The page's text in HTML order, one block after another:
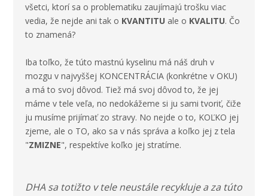
všetci, ktorí sa o problematiku zaujímajú trošku viac
vedia, že nejde ani tak o KVANTITU ale o KVALITU. Čo
to znamená?
Iba toľko, že túto mastnú kyselinu má náš druh v
mozgu v najvyššej KONCENTRÁCIA (konkrétne v OKU)
a má to svoj dôvod. Tiež má svoj dôvod to, že jej
máme v tele veľa, no nedokážeme si ju sami tvoriť, čiže
ju musíme prijímať zo stravy. No nejde o to, KOĽKO jej
zjeme, ale o TO, ako sa v nás správa a koľko jej z tela
"ZMIZNE", respektíve koľko jej stratíme.
DHA sa totižto v tele neustále recykluje a za túto